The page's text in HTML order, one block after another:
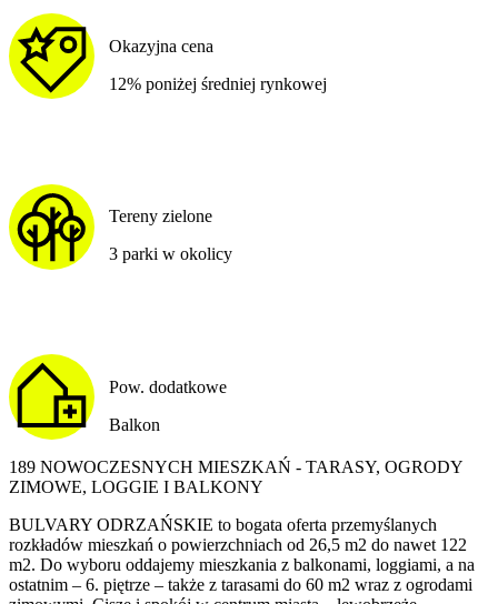
Okazyjna cena
12% poniżej średniej rynkowej
Tereny zielone
3 parki w okolicy
Pow. dodatkowe
Balkon
189 NOWOCZESNYCH MIESZKAŃ - TARASY, OGRODY
ZIMOWE, LOGGIE I BALKONY
BULVARY ODRZAŃSKIE to bogata oferta przemyślanych
rozkładów mieszkań o powierzchniach od 26,5 m2 do nawet 122
m2. Do wyboru oddajemy mieszkania z balkonami, loggiami, a na
ostatnim – 6. piętrze – także z tarasami do 60 m2 wraz z ogrodami